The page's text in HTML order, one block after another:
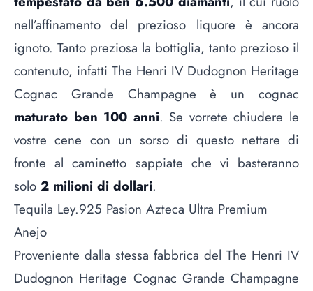
nell’affinamento del prezioso liquore è ancora
ignoto. Tanto preziosa la bottiglia, tanto prezioso il
contenuto, infatti The Henri IV Dudognon Heritage
Cognac Grande Champagne è un cognac
maturato ben 100 anni. Se vorrete chiudere le
vostre cene con un sorso di questo nettare di
fronte al caminetto sappiate che vi basteranno
solo 2 milioni di dollari.
Tequila Ley.925 Pasion Azteca Ultra Premium
Anejo
Proveniente dalla stessa fabbrica del The Henri IV
Dudognon Heritage Cognac Grande Champagne